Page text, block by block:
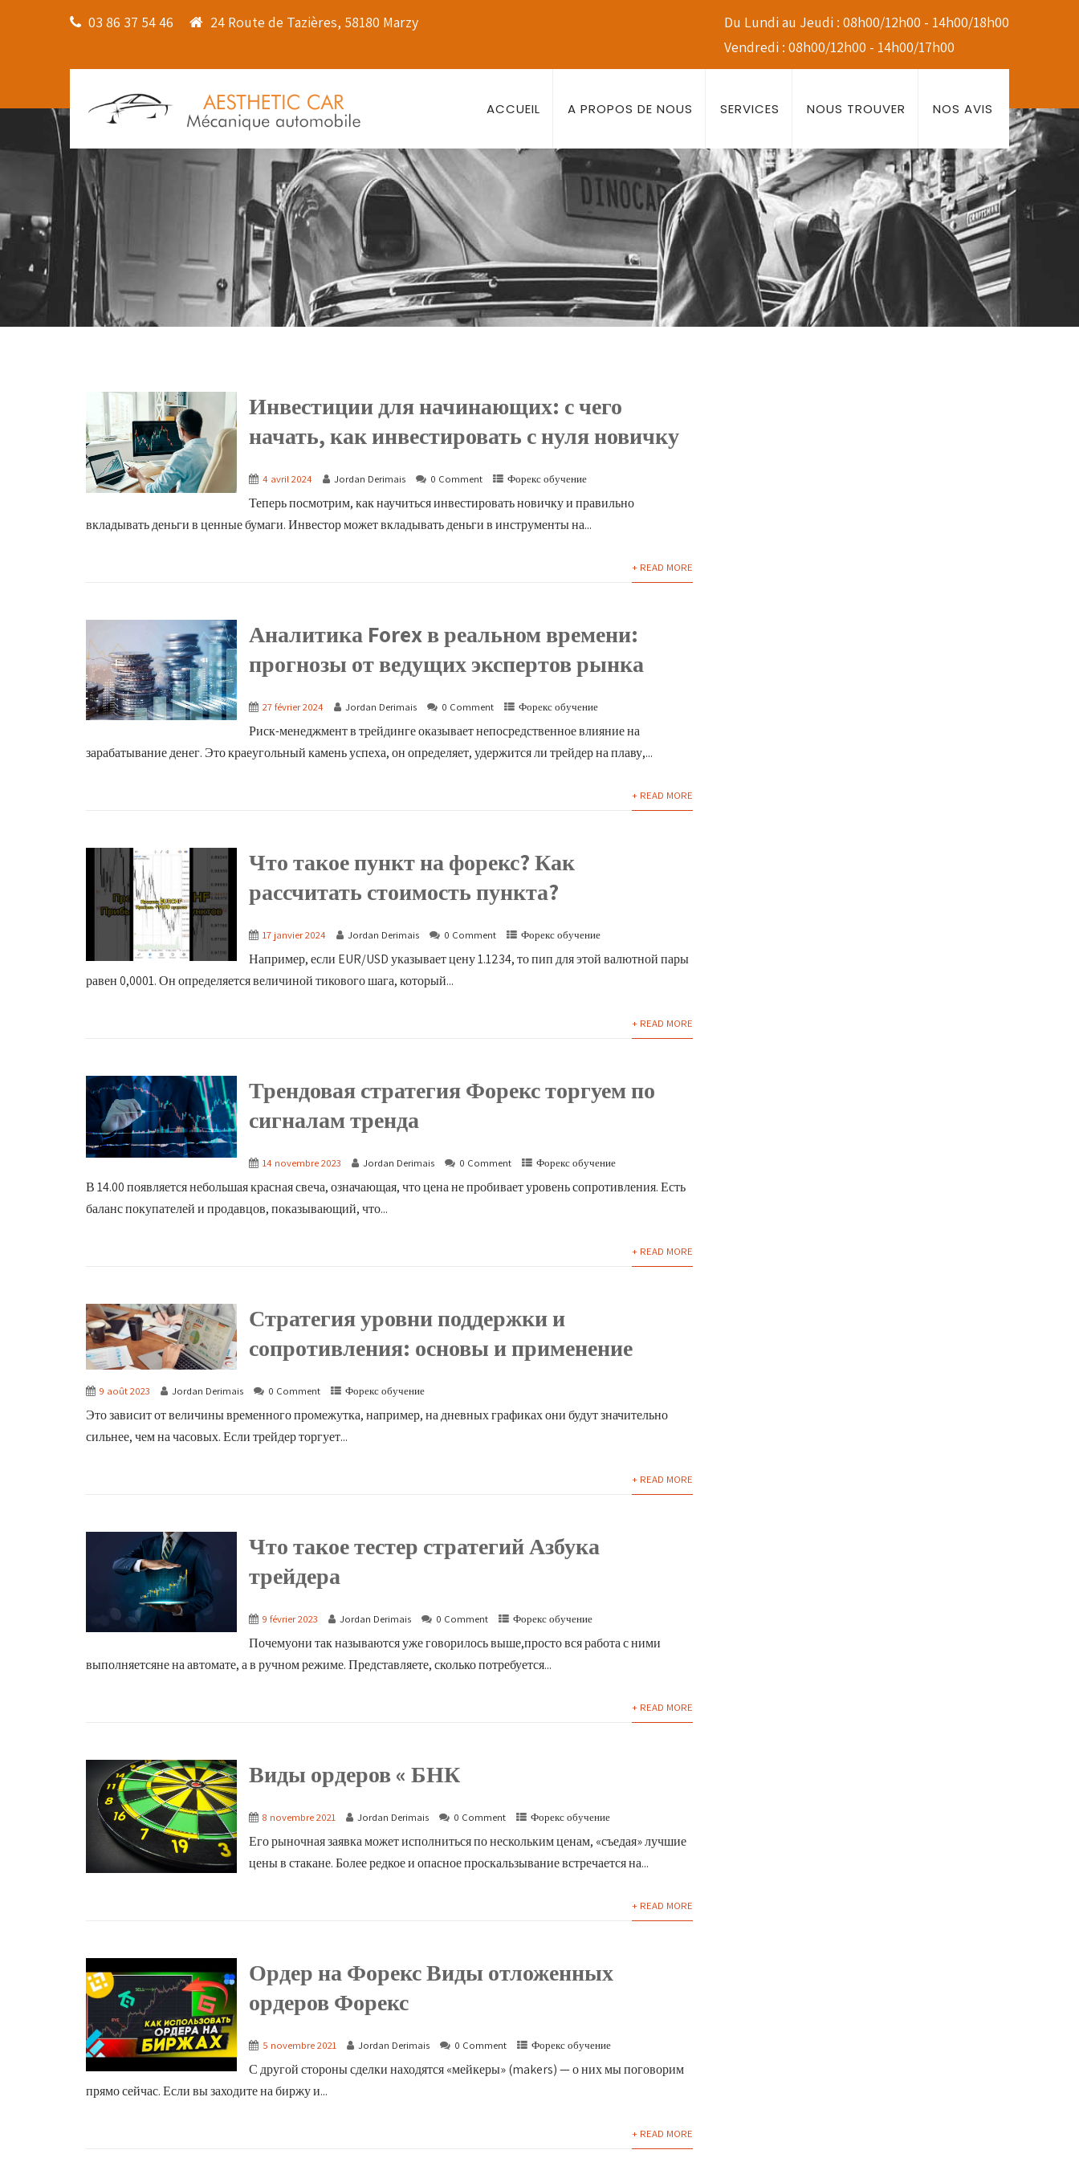
03 86 37 54 46 24 Route de Tazières, 58180 Marzy
Du Lundi au Jeudi : 08h00/12h00 - 14h00/18h00
Vendredi : 08h00/12h00 - 14h00/17h00
ACCUEIL A PROPOS DE NOUS SERVICES NOUS TROUVER NOS AVIS
Инвестиции для начинающих: с чего
начать, как инвестировать с нуля новичку
4 avril 2024 Jordan Derimais 0 Comment Форекс обучение
Теперь посмотрим, как научиться инвестировать новичку и правильно
вкладывать деньги в ценные бумаги. Инвестор может вкладывать деньги в инструменты на...
+ READ MORE
Аналитика Forex в реальном времени:
прогнозы от ведущих экспертов рынка
27 février 2024 Jordan Derimais 0 Comment Форекс обучение
Риск-менеджмент в трейдинге оказывает непосредственное влияние на
зарабатывание денег. Это краеугольный камень успеха, он определяет, удержится ли трейдер на плаву,...
+ READ MORE
Что такое пункт на форекс? Как
рассчитать стоимость пункта?
17 janvier 2024 Jordan Derimais 0 Comment Форекс обучение
Например, если EUR/USD указывает цену 1.1234, то пип для этой валютной пары
равен 0,0001. Он определяется величиной тикового шага, который...
+ READ MORE
Трендовая стратегия Форекс торгуем по
сигналам тренда
14 novembre 2023 Jordan Derimais 0 Comment Форекс обучение
В 14.00 появляется небольшая красная свеча, означающая, что цена не пробивает уровень сопротивления. Есть
баланс покупателей и продавцов, показывающий, что...
+ READ MORE
Стратегия уровни поддержки и
сопротивления: основы и применение
9 août 2023 Jordan Derimais 0 Comment Форекс обучение
Это зависит от величины временного промежутка, например, на дневных графиках они будут значительно
сильнее, чем на часовых. Если трейдер торгует...
+ READ MORE
Что такое тестер стратегий Азбука
трейдера
9 février 2023 Jordan Derimais 0 Comment Форекс обучение
Почемуони так называются уже говорилось выше,просто вся работа с ними
выполняетсяне на автомате, а в ручном режиме. Представляете, сколько потребуется...
+ READ MORE
Виды ордеров « БНК
8 novembre 2021 Jordan Derimais 0 Comment Форекс обучение
Его рыночная заявка может исполниться по нескольким ценам, «съедая» лучшие
цены в стакане. Более редкое и опасное проскальзывание встречается на...
+ READ MORE
Ордер на Форекс Виды отложенных
ордеров Форекс
5 novembre 2021 Jordan Derimais 0 Comment Форекс обучение
С другой стороны сделки находятся «мейкеры» (makers) — о них мы поговорим
прямо сейчас. Если вы заходите на биржу и...
+ READ MORE